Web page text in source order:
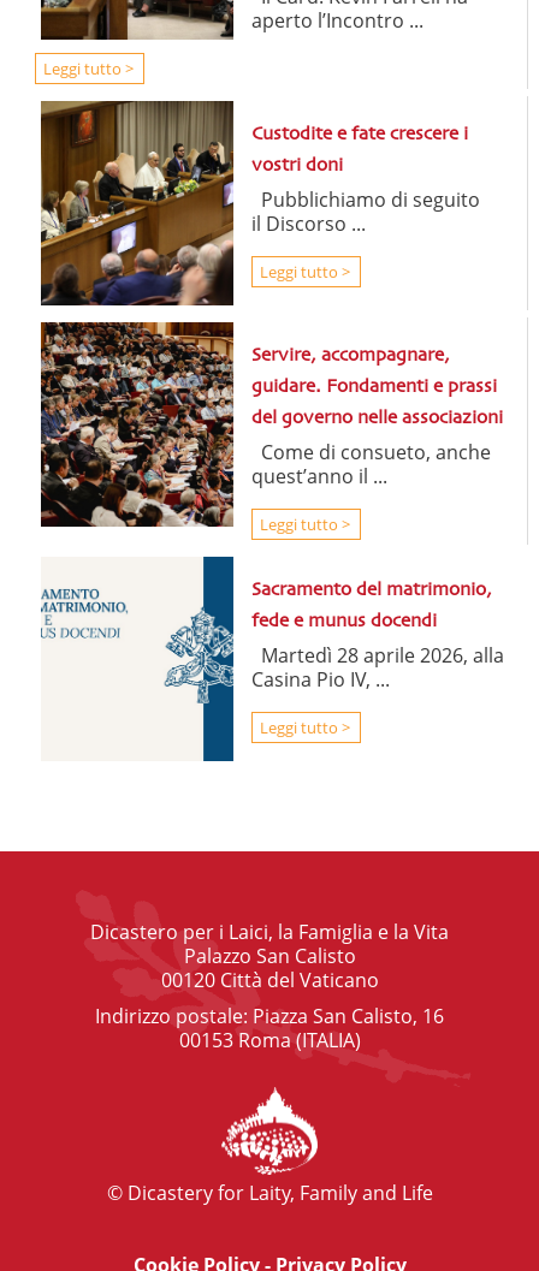
aperto l’Incontro ...
Leggi tutto >
Custodite e fate crescere i
vostri doni
Pubblichiamo di seguito
il Discorso ...
Leggi tutto >
Servire, accompagnare,
guidare. Fondamenti e prassi
del governo nelle associazioni
Come di consueto, anche
quest’anno il ...
Leggi tutto >
Sacramento del matrimonio,
fede e munus docendi
Martedì 28 aprile 2026, alla
Casina Pio IV, ...
Leggi tutto >
Dicastero per i Laici, la Famiglia e la Vita
Palazzo San Calisto
00120 Città del Vaticano
Indirizzo postale: Piazza San Calisto, 16
00153 Roma (ITALIA)
© Dicastery for Laity, Family and Life
Cookie Policy- Privacy Policy